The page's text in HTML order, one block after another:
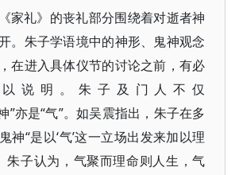
家礼》的丧礼部分围绕着对逝者神
。朱子学语境中的神形、鬼神观念
在进入具体仪节的讨论之前，有必
说明。朱子及门人不仅
”亦是“气”。如吴震指出，朱子在多
神“是以‘气’这一立场出发来加以理
朱子认为，气聚而理命则人生，气